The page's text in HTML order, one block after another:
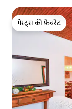
गेस्ट्स की फ़ेवरेट
गेस्ट्स की फ़ेवरेट